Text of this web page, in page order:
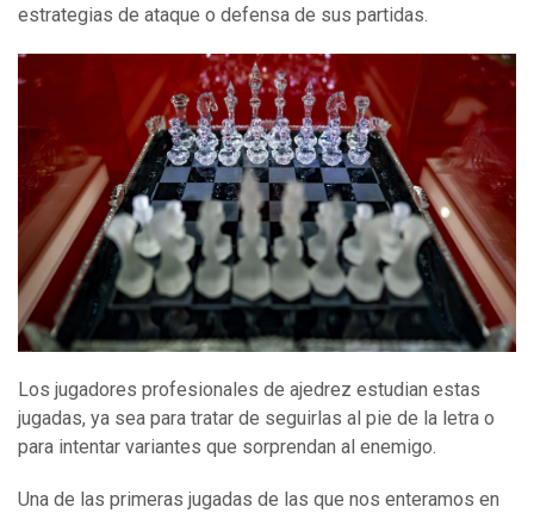
estrategias de ataque o defensa de sus partidas.
Los jugadores profesionales de ajedrez estudian estas
jugadas, ya sea para tratar de seguirlas al pie de la letra o
para intentar variantes que sorprendan al enemigo.
Una de las primeras jugadas de las que nos enteramos en